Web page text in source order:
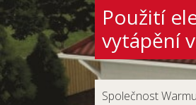
Použití
vytápění
Společnost